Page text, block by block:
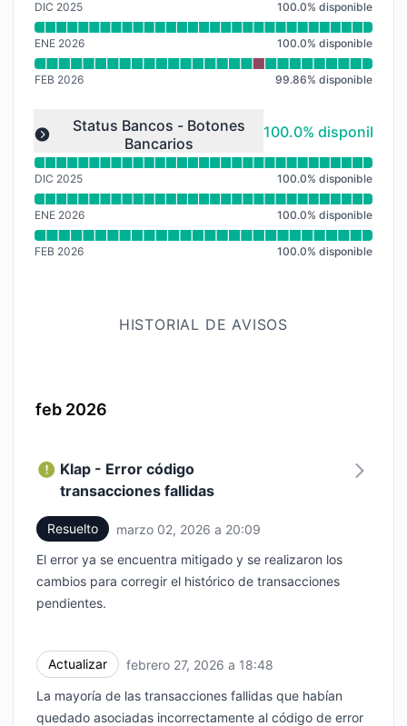
DIC 2025 100.0% disponible
ENE 2026 100.0% disponible
FEB 2026 99.86% disponible
Expand group
Status Bancos - Botones
Bancarios
100% - disponible
100.0% disponible
Leer gráfico de tiempo de actividad para undefined
DIC 2025 100.0% disponible
ENE 2026 100.0% disponible
FEB 2026 100.0% disponible
HISTORIAL DE AVISOS
feb 2026
Klap - Error código
transacciones fallidas
Resuelto marzo 02, 2026 a 20:09
El error ya se encuentra mitigado y se realizaron los
cambios para corregir el histórico de transacciones
pendientes.
Actualizar febrero 27, 2026 a 18:48
La mayoría de las transacciones fallidas que habían
quedado asociadas incorrectamente al código de error